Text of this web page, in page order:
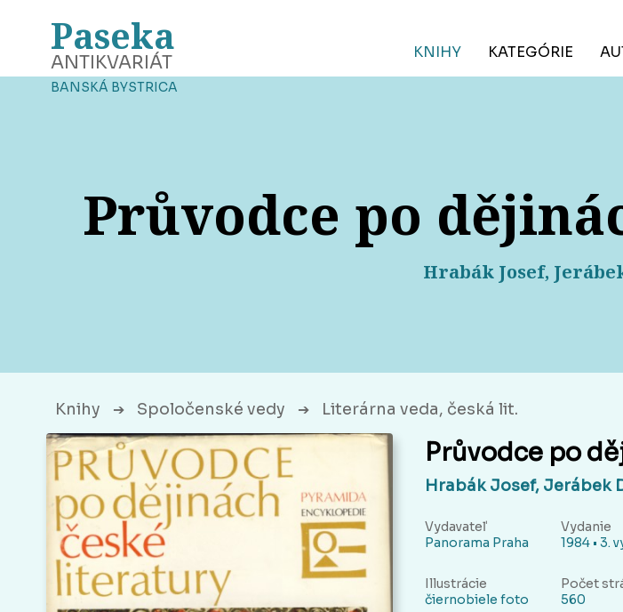
Paseka
ANTIKVARIÁT
BANSKÁ BYSTRICA
KNIHY KATEGÓRIE
Průvodce po
Hrabák Josef,
Knihy ➔ Spoločenské vedy ➔ Literárna veda, česká lit.
Průvodce po
Hrabák Josef, Jerábek
Vydavateľ
Panorama Praha
Vydanie
1984 • 3.
Illustrácie
čiernobiele foto
Počet
560